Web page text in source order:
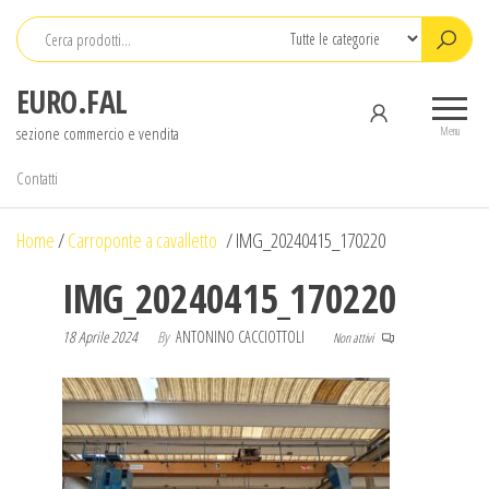
Salta
contenuto
EURO.FAL
sezione commercio e vendita Menu
Contatti
Home/Carroponte a cavalletto /IMG_20240415_170220
IMG_20240415_170220
18 Aprile 2024 By ANTONINO CACCIOTTOLI Non attivi